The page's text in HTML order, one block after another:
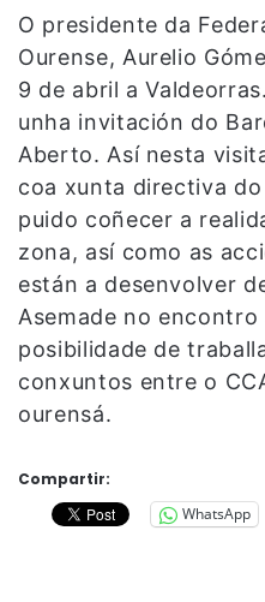
O presidente da
Ourense, Aurelio
9 de abril a
unha invitación do
Aberto. Así nesta
coa xunta directiva do
puido coñecer a
zona, así como as
están a desenvolver
Asemade no encontro
posibilidade de
conxuntos entre o
ourensá.
Compartir:
WhatsApp